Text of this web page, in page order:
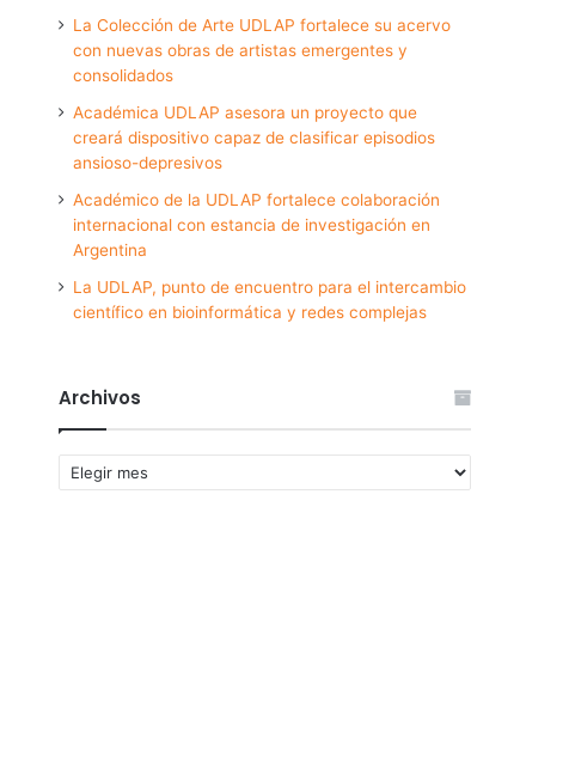
La Colección de Arte UDLAP fortalece su acervo
con nuevas obras de artistas emergentes y
consolidados
Académica UDLAP asesora un proyecto que
creará dispositivo capaz de clasificar episodios
ansioso-depresivos
Académico de la UDLAP fortalece colaboración
internacional con estancia de investigación en
Argentina
La UDLAP, punto de encuentro para el intercambio
científico en bioinformática y redes complejas
Archivos
Archivos